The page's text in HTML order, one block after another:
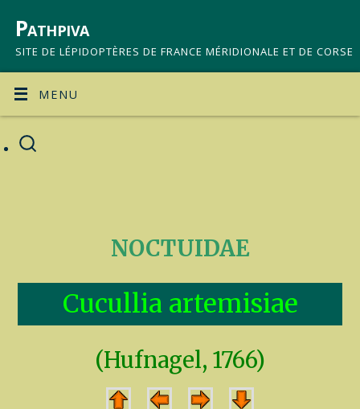
Pathpiva
SITE DE LÉPIDOPTÈRES DE FRANCE MÉRIDIONALE ET DE CORSE
MENU
NOCTUIDAE
Cucullia artemisiae
(Hufnagel, 1766)